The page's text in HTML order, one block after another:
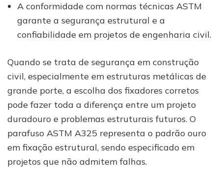
A conformidade com normas técnicas ASTM
garante a segurança estrutural e a
confiabilidade em projetos de engenharia civil.
Quando se trata de segurança em construção
civil, especialmente em estruturas metálicas de
grande porte, a escolha dos fixadores corretos
pode fazer toda a diferença entre um projeto
duradouro e problemas estruturais futuros. O
parafuso ASTM A325 representa o padrão ouro
em fixação estrutural, sendo especificado em
projetos que não admitem falhas.